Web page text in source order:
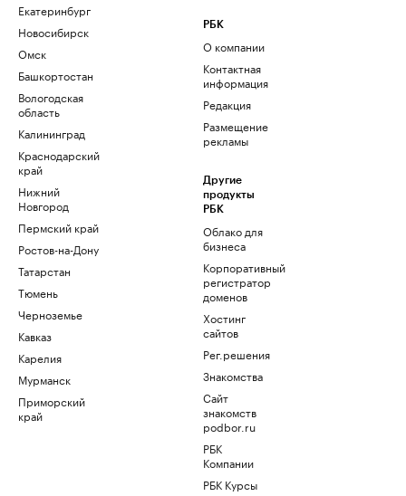
Екатеринбург
Новосибирск
Омск
Башкортостан
Вологодская
область
Калининград
Краснодарский
край
Нижний
Новгород
Пермский край
Ростов-на-Дону
Татарстан
Тюмень
Черноземье
Кавказ
Карелия
Мурманск
Приморский
край
РБК
О компании
Контактная
информация
Редакция
Размещение
рекламы
Другие
продукты
РБК
Облако для
бизнеса
Корпоративный
регистратор
доменов
Хостинг
сайтов
Рег.решения
Знакомства
Сайт
знакомств
podbor.ru
РБК
Компании
РБК Курсы